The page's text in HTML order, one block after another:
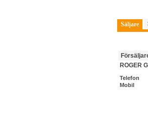
Säljare
ROGER
Telefon
Mobil